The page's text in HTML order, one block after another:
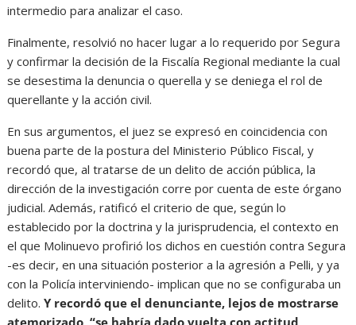
intermedio para analizar el caso.
Finalmente, resolvió no hacer lugar a lo requerido por Segura
y confirmar la decisión de la Fiscalía Regional mediante la cual
se desestima la denuncia o querella y se deniega el rol de
querellante y la acción civil.
En sus argumentos, el juez se expresó en coincidencia con
buena parte de la postura del Ministerio Público Fiscal, y
recordó que, al tratarse de un delito de acción pública, la
dirección de la investigación corre por cuenta de este órgano
judicial. Además, ratificó el criterio de que, según lo
establecido por la doctrina y la jurisprudencia, el contexto en
el que Molinuevo profirió los dichos en cuestión contra Segura
-es decir, en una situación posterior a la agresión a Pelli, y ya
con la Policía interviniendo- implican que no se configuraba un
delito. Y recordó que el denunciante, lejos de mostrarse
atemorizado, “se habría dado vuelta con actitud